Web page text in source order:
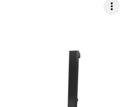
more_vert